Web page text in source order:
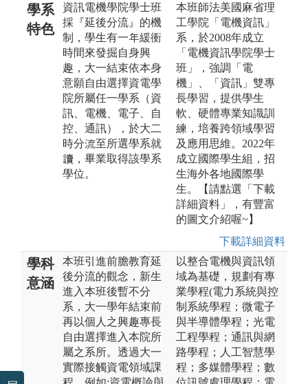
學系
特色
資訊電機學院學士班
採『延後分流』的機
制，學生有一年緩衝
時間來發掘自身興
趣，大一結束依本身
意願自由選擇資電學
院所屬任一學系（資
訊、電機、電子、自
控、通訊），於大二
時分流至所選學系就
讀，畢業取得該學系
學位。
本班師法美國麻省理
工學院「電機資訊」
系，於2008年成立
「電機資訊學院學士
班」，強調「電
機」、「資訊」雙專
長學習，提供學生
軟、硬體專業知識訓
練，培養跨領域學習
及應用思維。2022年
成立國際學生組，招
生海外各地國際學
生。【請點選「下載
詳細資料」，有豐富
的圖文介紹喔~】
下載詳細資料
學科
意涵
本班引進前膽教育延
後分流的觀念，新生
進入本班後暫不分
系，大一學年結束前
再以個人之興趣專長
自由選擇進入本院所
屬之系所。透過大一
實際接觸資電領域課
以整合電機與資訊領
域為基礎，規劃有專
業學程(電力系統與控
制系統學程；微電子
與半導體學程；光電
工程學程；通訊與網
路學程；人工智慧學
程；多媒體學程；數